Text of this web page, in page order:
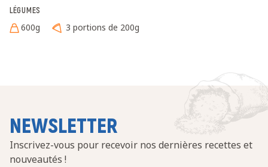
LÉGUMES
600g 3 portions de 200g
NEWSLETTER
Inscrivez-vous pour recevoir nos dernières recettes et
nouveautés !